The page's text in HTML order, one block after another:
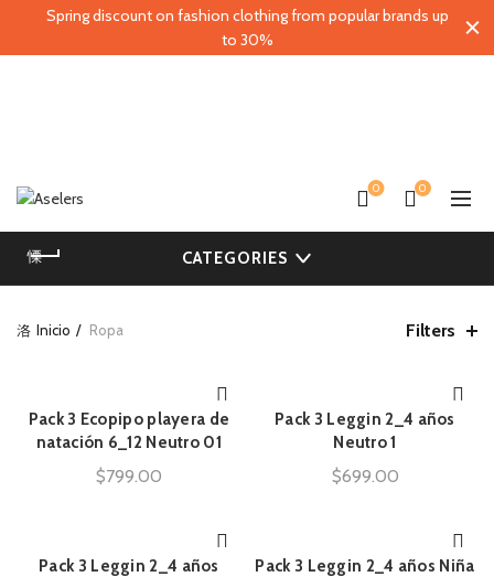
0 0
CATEGORIES
Inicio Ropa Filters
AÑADIR AL CARRITO
Pack 3 Ecopipo playera de
natación 6_12 Neutro 01
$799.00
AÑADIR AL CARRITO
Pack 3 Leggin 2_4 años
Neutro 1
$699.00
AÑADIR AL CARRITO
Pack 3 Leggin 2_4 años
AÑADIR AL CARRITO
Pack 3 Leggin 2_4 años Niña
Spring discount on fashion clothing from popular brands up
to 30%